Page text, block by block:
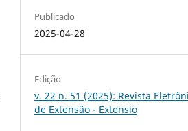
Publicado
2025-04-28
Edição
v. 22 n. 51 (2025): Revista
de Extensão - Extensio